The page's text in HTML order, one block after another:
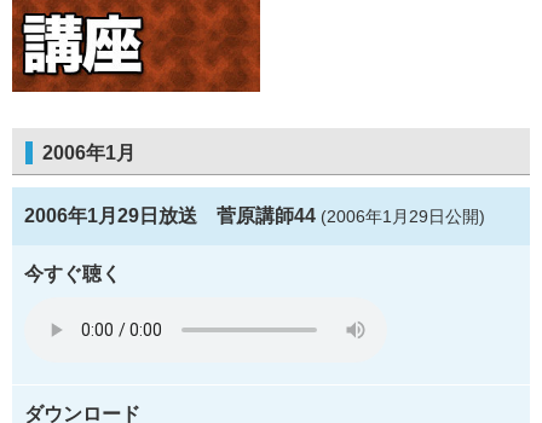
2006年1月
2006年1月29日放送 菅原講師44 (2006年1月29日公開)
今すぐ聴く
ダウンロード